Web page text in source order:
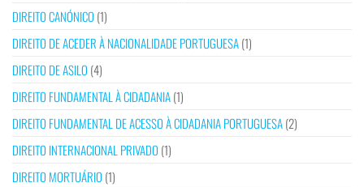
DIREITO CANÓNICO (1)
DIREITO DE ACEDER À NACIONALIDADE PORTUGUESA(1)
DIREITO DE ASILO (4)
DIREITO FUNDAMENTAL À CIDADANIA(1)
DIREITO FUNDAMENTAL DE ACESSO À CIDADANIA PORTUGUESA(2)
DIREITO INTERNACIONAL PRIVADO (1)
DIREITO MORTUÁRIO (1)